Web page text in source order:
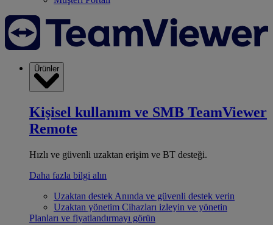
Ürünler
Kişisel kullanım ve SMB TeamViewer
Remote
Hızlı ve güvenli uzaktan erişim ve BT desteği.
Daha fazla bilgi alın
Uzaktan destek Anında ve güvenli destek verin
Uzaktan yönetim Cihazları izleyin ve yönetin
Planları ve fiyatlandırmayı görün